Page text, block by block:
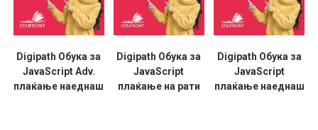
Digipath Обука за
JavaScript Adv.
плаќање наеднаш
Digipath Обука за
JavaScript
плаќање на рати
Digipath Обука за
JavaScript
плаќање наеднаш